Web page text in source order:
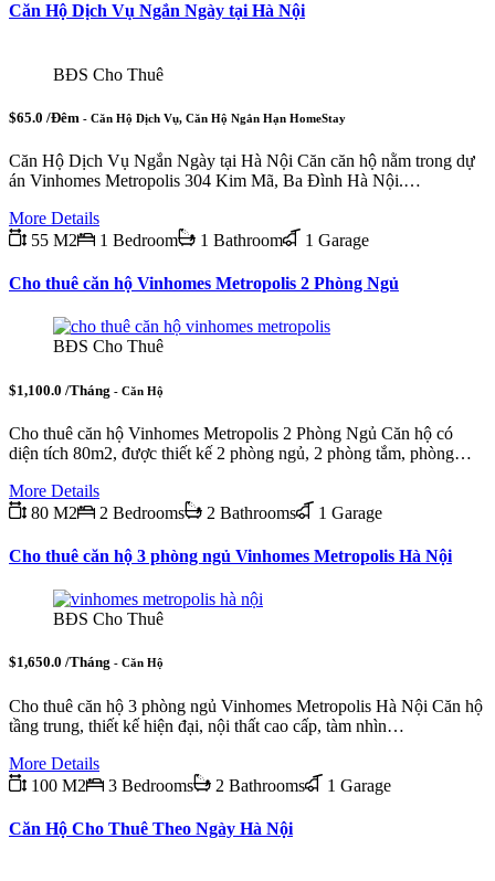
Căn Hộ Dịch Vụ Ngắn Ngày tại Hà Nội
BĐS Cho Thuê
$65.0 /Đêm - Căn Hộ Dịch Vụ, Căn Hộ Ngắn Hạn HomeStay
Căn Hộ Dịch Vụ Ngắn Ngày tại Hà Nội Căn căn hộ nằm trong dự
án Vinhomes Metropolis 304 Kim Mã, Ba Đình Hà Nội.…
More Details
55 M2
1 Bedroom 1 Bathroom 1 Garage
Cho thuê căn hộ Vinhomes Metropolis 2 Phòng Ngủ
BĐS Cho Thuê
$1,100.0 /Tháng - Căn Hộ
Cho thuê căn hộ Vinhomes Metropolis 2 Phòng Ngủ Căn hộ có
diện tích 80m2, được thiết kế 2 phòng ngủ, 2 phòng tắm, phòng…
More Details
80 M2
2 Bedrooms 2 Bathrooms 1 Garage
Cho thuê căn hộ 3 phòng ngủ Vinhomes Metropolis Hà Nội
BĐS Cho Thuê
$1,650.0 /Tháng - Căn Hộ
Cho thuê căn hộ 3 phòng ngủ Vinhomes Metropolis Hà Nội Căn hộ
tầng trung, thiết kế hiện đại, nội thất cao cấp, tàm nhìn…
More Details
100 M2
3 Bedrooms 2 Bathrooms 1 Garage
Căn Hộ Cho Thuê Theo Ngày Hà Nội